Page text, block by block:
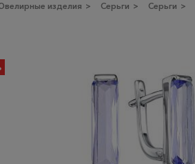
изделия > Серьги > Серьги >